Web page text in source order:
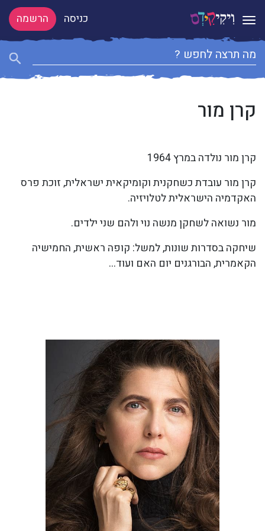
Toggle navigation כניסה הרשמה
קרן מור
קרן מור נולדה במרץ 1964
קרן מור עובדת כשחקנית וקומיקאית ישראלית, זוכת פרס
האקדמיה הישראלית לטלויזיה.
מור נשואה לשחקן מנשה נוי ולהם שני ילדים.
שיחקה בסדרות שונות, למשל: קופה ראשית, החמישיה
הקאמרית, הבורגנים יום האם ועוד...